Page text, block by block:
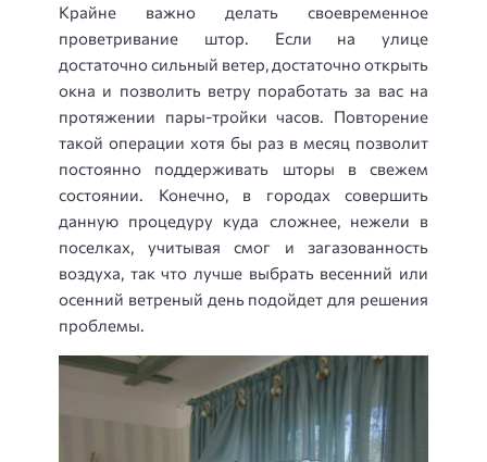
Крайне важно делать своевременное
проветривание штор. Если на улице
достаточно сильный ветер, достаточно открыть
окна и позволить ветру поработать за вас на
протяжении пары-тройки часов. Повторение
такой операции хотя бы раз в месяц позволит
постоянно поддерживать шторы в свежем
состоянии. Конечно, в городах совершить
данную процедуру куда сложнее, нежели в
поселках, учитывая смог и загазованность
воздуха, так что лучше выбрать весенний или
осенний ветреный день подойдет для решения
проблемы.